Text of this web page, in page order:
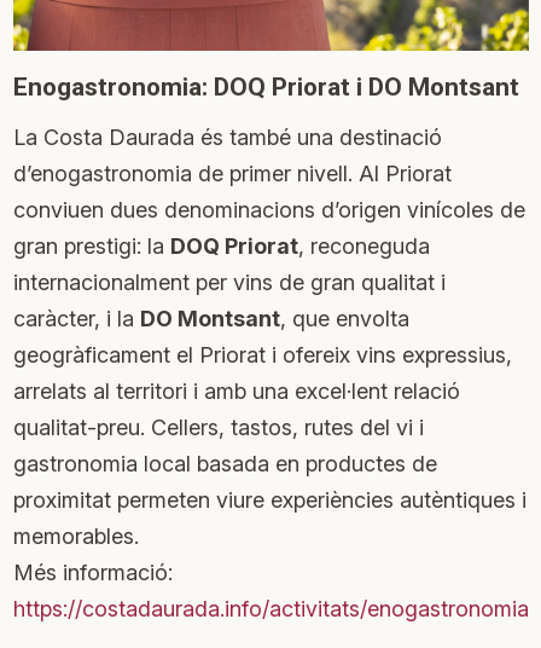
Enogastronomia: DOQ Priorat i DO Montsant
La Costa Daurada és també una destinació
d’enogastronomia de primer nivell. Al Priorat
conviuen dues denominacions d’origen vinícoles de
gran prestigi: la DOQ Priorat, reconeguda
internacionalment per vins de gran qualitat i
caràcter, i la DO Montsant, que envolta
geogràficament el Priorat i ofereix vins expressius,
arrelats al territori i amb una excel·lent relació
qualitat-preu. Cellers, tastos, rutes del vi i
gastronomia local basada en productes de
proximitat permeten viure experiències autèntiques i
memorables.
Més informació:
https://costadaurada.info/activitats/enogastronomia